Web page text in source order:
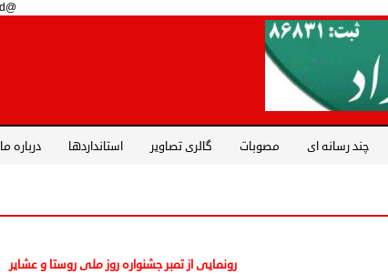
@mashhadrokhdad
چند رسانه ای مصوبات گالری تصاویر استانداردها درباره ما
رونمایی از تمبر جشنواره روز ملی روستا و عشایر